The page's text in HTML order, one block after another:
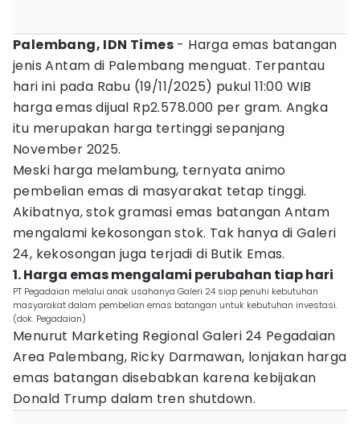
Palembang, IDN Times - Harga emas batangan
jenis Antam di Palembang menguat. Terpantau
hari ini pada Rabu (19/11/2025) pukul 11:00 WIB
harga emas dijual Rp2.578.000 per gram. Angka
itu merupakan harga tertinggi sepanjang
November 2025.
Meski harga melambung, ternyata animo
pembelian emas di masyarakat tetap tinggi.
Akibatnya, stok gramasi emas batangan Antam
mengalami kekosongan stok. Tak hanya di Galeri
24, kekosongan juga terjadi di Butik Emas.
1. Harga emas mengalami perubahan tiap hari
PT Pegadaian melalui anak usahanya Galeri 24 siap penuhi kebutuhan
masyarakat dalam pembelian emas batangan untuk kebutuhan investasi.
(dok. Pegadaian)
Menurut Marketing Regional Galeri 24 Pegadaian
Area Palembang, Ricky Darmawan, lonjakan harga
emas batangan disebabkan karena kebijakan
Donald Trump dalam tren shutdown.